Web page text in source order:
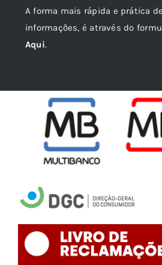
A forma mais rápida e prática
informações, é através do
Aqui.